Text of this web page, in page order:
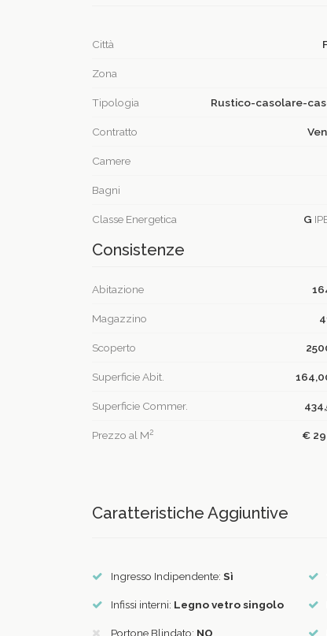
Città
Zona
Tipologia Rustico-casolare-
Contratto
Camere
Bagni
Classe Energetica G
Consistenze
Abitazione
Magazzino
Scoperto
Superficie Abit.
Superficie Commer.
Prezzo al M2 €
Caratteristiche Aggiuntive
Ingresso Indipendente: Sì
Infissi interni: Legno vetro singolo
Portone Blindato: NO